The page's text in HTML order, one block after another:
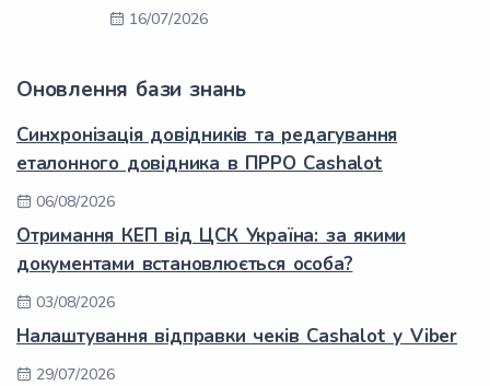
16/07/2026
Оновлення бази знань
Синхронізація довідників та редагування
еталонного довідника в ПРРО Cashalot
06/08/2026
Отримання КЕП від ЦСК Україна: за якими
документами встановлюється особа?
03/08/2026
Налаштування відправки чеків Cashalot у Viber
29/07/2026